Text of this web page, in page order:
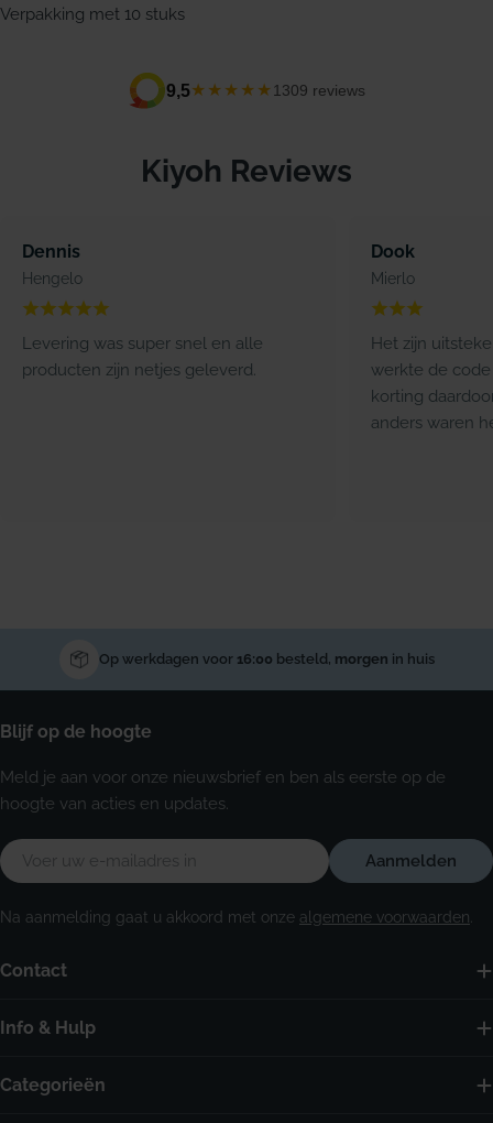
Verpakking met 10 stuks
9,5★★★★★ 1309 reviews
Kiyoh Reviews
Dennis
Hengelo
Levering was super snel en alle
producten zijn netjes geleverd.
Dook
Mierlo
Het zijn
werkte de code
korting
anders waren
Op werkdagen voor 16:00 besteld, morgen in huis
Contact
Info & Hulp
Categorieën
Blijf op de hoogte
Meld je aan voor onze nieuwsbrief en ben als eerste op de
hoogte van acties en updates.
E-
mail
Aanmelden
Na aanmelding gaat u akkoord met onze algemene voorwaarden